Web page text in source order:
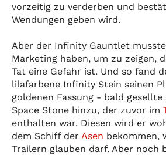
vorzeitig zu verderben und
Wendungen geben wird.
Aber der Infinity Gauntlet
Marketing haben, um zu zeigen,
Tat eine Gefahr ist. Und so fand
lilafarbene Infinity Stein seinen
goldenen Fassung - bald
Space Stone hinzu, der zuvor im
enthalten war. Diesen wird er
dem Schiff der Asen bekommen,
Trailern glauben darf. Aber noch